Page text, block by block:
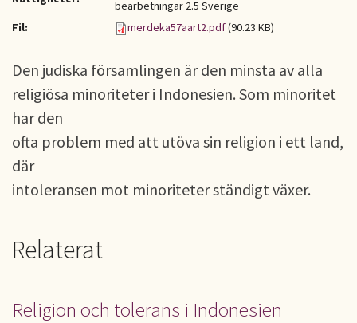
bearbetningar 2.5 Sverige
Fil:
merdeka57aart2.pdf(90.23 KB)
Den judiska församlingen är den minsta av alla
religiösa minoriteter i Indonesien. Som minoritet
har den
ofta problem med att utöva sin religion i ett land,
där
intoleransen mot minoriteter ständigt växer.
Relaterat
Religion och tolerans i Indonesien